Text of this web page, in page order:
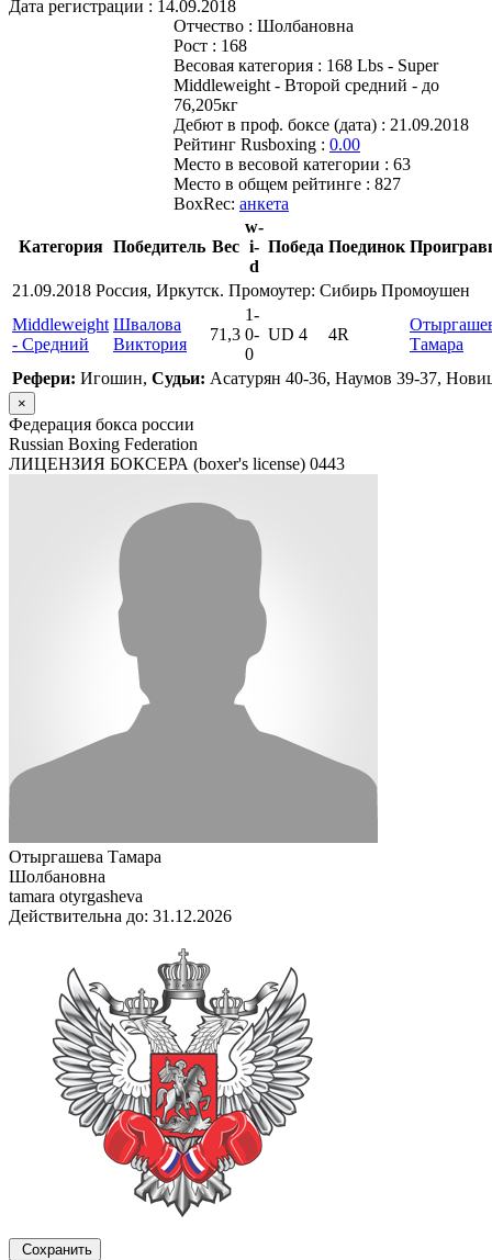
Дата регистрации : 14.09.2018
Отчество : Шолбановна
Рост : 168
Весовая категория : 168 Lbs - Super
Middleweight - Второй средний - до
76,205кг
Дебют в проф. боксе (дата) : 21.09.2018
Рейтинг Rusboxing : 0.00
Место в весовой категории : 63
Место в общем рейтинге : 827
BoxRec: анкета
Категория Победитель Вес
w-
i-
d
Победа Поединок
21.09.2018 Россия, Иркутск. Промоутер: Сибирь Промоушен
Middleweight
- Средний
Швалова
Виктория
71,3
1-
0-
0
UD 4 4R
Тамара
Рефери: Игошин, Судьи: Асатурян 40-36, Наумов 39-37,
×
Федерация бокса россии
Russian Boxing Federation
ЛИЦЕНЗИЯ БОКСЕРА (boxer's license) 0443
Отыргашева Тамара
Шолбановна
tamara otyrgasheva
Действительна до: 31.12.2026
Сохранить